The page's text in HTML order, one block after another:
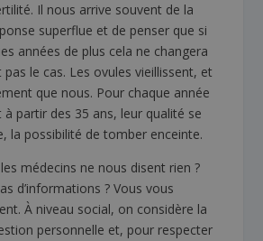
Il nous arrive souvent de la
superflue et de penser que si
années de plus cela ne changera
pas le cas. Les ovules vieillissent, et
que nous. Pour chaque année
partir des 35 ans, leur qualité se
la possibilité de tomber enceinte.
médecins ne nous disent rien ?
d’informations ? Vous vous
À niveau social, on considère la
personnelle et, pour respecter